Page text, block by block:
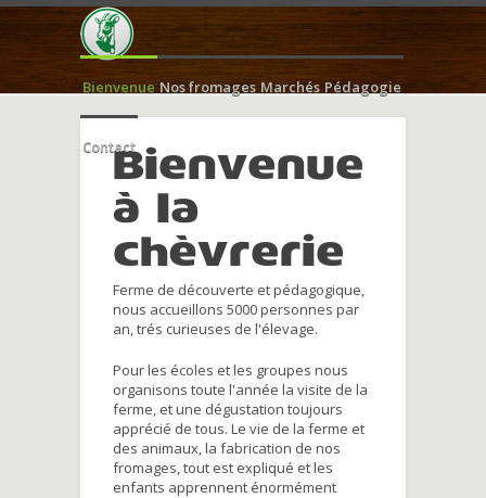
Bienvenue Nos fromages Marchés Pédagogie
ContactBienvenue
à la
chèvrerie
Ferme de découverte et pédagogique,
nous accueillons 5000 personnes par
an, trés curieuses de l'élevage.
Pour les écoles et les groupes nous
organisons toute l'année la visite de la
ferme, et une dégustation toujours
apprécié de tous. Le vie de la ferme et
des animaux, la fabrication de nos
fromages, tout est expliqué et les
enfants apprennent énormément